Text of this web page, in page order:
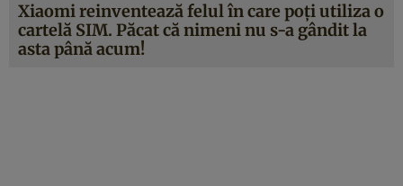
Xiaomi reinventează felul în care poţi utiliza o
cartelă SIM. Păcat că nimeni nu s-a gândit la
asta până acum!